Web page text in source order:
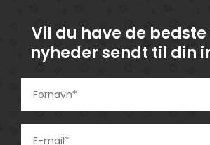
Vil du have de
nyheder sendt til din